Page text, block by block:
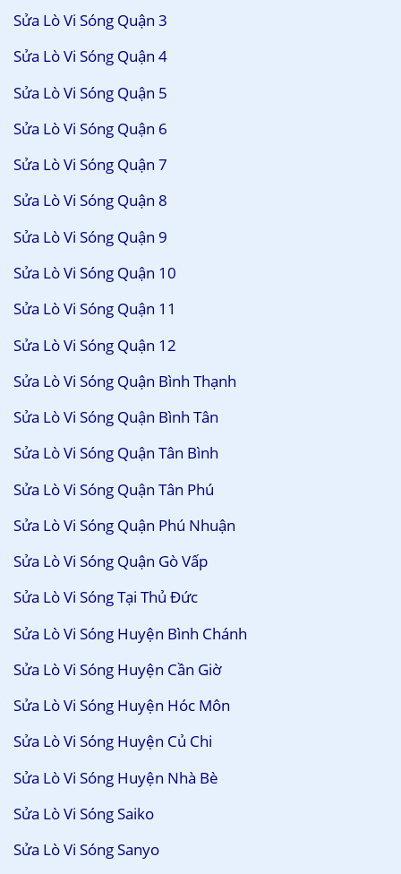
Sửa Lò Vi Sóng Quận 3
Sửa Lò Vi Sóng Quận 4
Sửa Lò Vi Sóng Quận 5
Sửa Lò Vi Sóng Quận 6
Sửa Lò Vi Sóng Quận 7
Sửa Lò Vi Sóng Quận 8
Sửa Lò Vi Sóng Quận 9
Sửa Lò Vi Sóng Quận 10
Sửa Lò Vi Sóng Quận 11
Sửa Lò Vi Sóng Quận 12
Sửa Lò Vi Sóng Quận Bình Thạnh
Sửa Lò Vi Sóng Quận Bình Tân
Sửa Lò Vi Sóng Quận Tân Bình
Sửa Lò Vi Sóng Quận Tân Phú
Sửa Lò Vi Sóng Quận Phú Nhuận
Sửa Lò Vi Sóng Quận Gò Vấp
Sửa Lò Vi Sóng Tại Thủ Đức
Sửa Lò Vi Sóng Huyện Bình Chánh
Sửa Lò Vi Sóng Huyện Cần Giờ
Sửa Lò Vi Sóng Huyện Hóc Môn
Sửa Lò Vi Sóng Huyện Củ Chi
Sửa Lò Vi Sóng Huyện Nhà Bè
Sửa Lò Vi Sóng Saiko
Sửa Lò Vi Sóng Sanyo